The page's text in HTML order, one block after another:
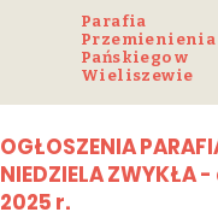
Parafia
Przemienienia
Pańskiego w
Wieliszewie
OGŁOSZENIA
NIEDZIELA ZWYKŁA
2025 r.